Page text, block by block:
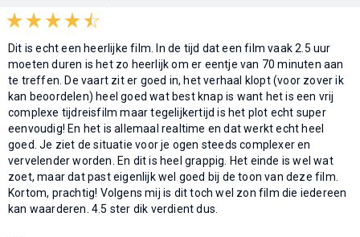
Dit is echt een heerlijke film. In de tijd dat een film vaak 2.5 uur
moeten duren is het zo heerlijk om er eentje van 70 minuten aan
te treffen. De vaart zit er goed in, het verhaal klopt (voor zover ik
kan beoordelen) heel goed wat best knap is want het is een vrij
complexe tijdreisfilm maar tegelijkertijd is het plot echt super
eenvoudig! En het is allemaal realtime en dat werkt echt heel
goed. Je ziet de situatie voor je ogen steeds complexer en
vervelender worden. En dit is heel grappig. Het einde is wel wat
zoet, maar dat past eigenlijk wel goed bij de toon van deze film.
Kortom, prachtig! Volgens mij is dit toch wel zon film die iedereen
kan waarderen. 4.5 ster dik verdient dus.